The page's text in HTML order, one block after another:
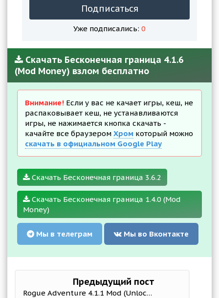
Подписаться
Уже подписались: 0
Скачать Бесконечная граница 4.1.6
(Mod Money) взлом бесплатно
Внимание! Если у вас не качает игры, кеш, не
распаковывает кеш, не устанавливаются
игры, не нажимается кнопка скачать -
качайте все браузером Хром который можно
скачать в официальном Google Play
Скачать Бесконечная граница 3.6.2
Скачать Бесконечная граница 1.4.0 (Mod
Money)
Мы в телеграм Мы во Вконтакте
Предыдущий пост
Rogue Adventure 4.1.1 Mod (Unlock all levels/cards and skills to advertise)